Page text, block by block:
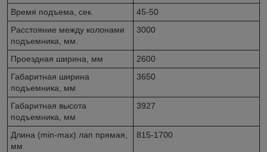
Время подъема, сек.
45-50
Расстояние между колонами
подъемника, мм.
3000
Проездная ширина, мм
2600
Габаритная ширина
подъемника, мм
3650
Габаритная высота
подъемника, мм
3927
Длина (min-max) лап прямая,
мм
815-1700